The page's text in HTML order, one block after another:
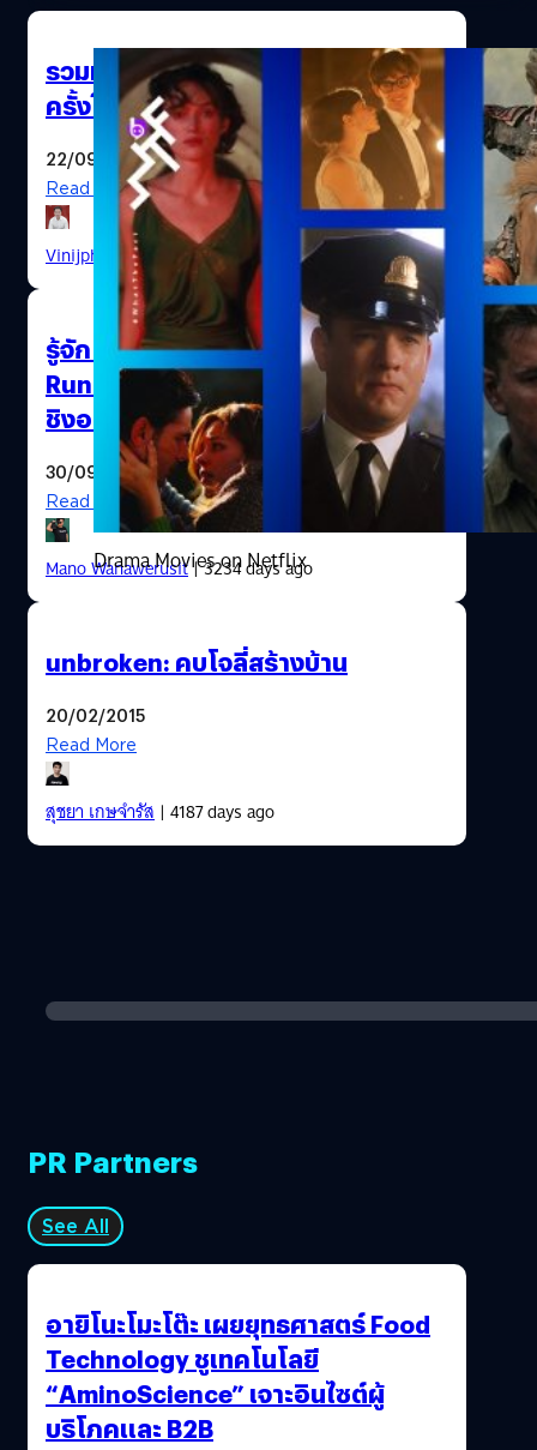
Drama Movies on Netflix
รวมหนังดราม่า “ต้องเสียน้ำตา” สัก
ครั้งในชีวิต บน Netflix (ตอนที่ 1)
22/09/2020
Read More
Vinijphat Kanyapong| 2146 days ago
รู้จัก Roger Deakins ตากล้อง Blade
Runner 2049 ผ่าน 13 ผลงานที่เคย
ชิงออสการ์
30/09/2017
Read More
Mano Wanawerusit| 3234 days ago
unbroken: คบโจลี่สร้างบ้าน
20/02/2015
Read More
สุชยา เกษจำรัส| 4187 days ago
PR Partners
See All
อายิโนะโมะโต๊ะ เผยยุทธศาสตร์ Food
Technology ชูเทคโนโลยี
“AminoScience” เจาะอินไซต์ผู้
บริโภคและ B2B